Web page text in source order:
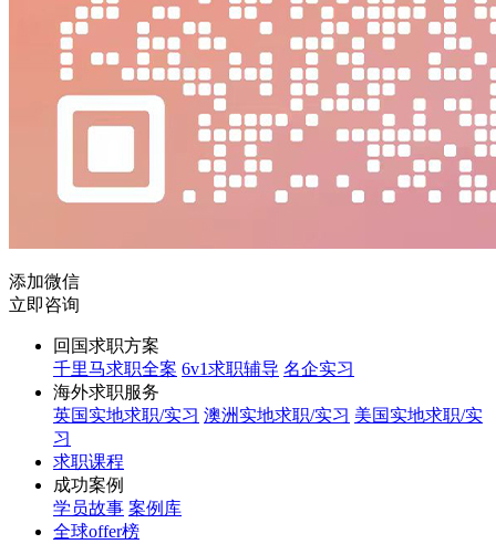
添加微信
立即咨询
回国求职方案
千里马求职全案 6v1求职辅导 名企实习
海外求职服务
英国实地求职/实习 澳洲实地求职/实习 美国实地求职/实
习
求职课程
成功案例
学员故事 案例库
全球offer榜